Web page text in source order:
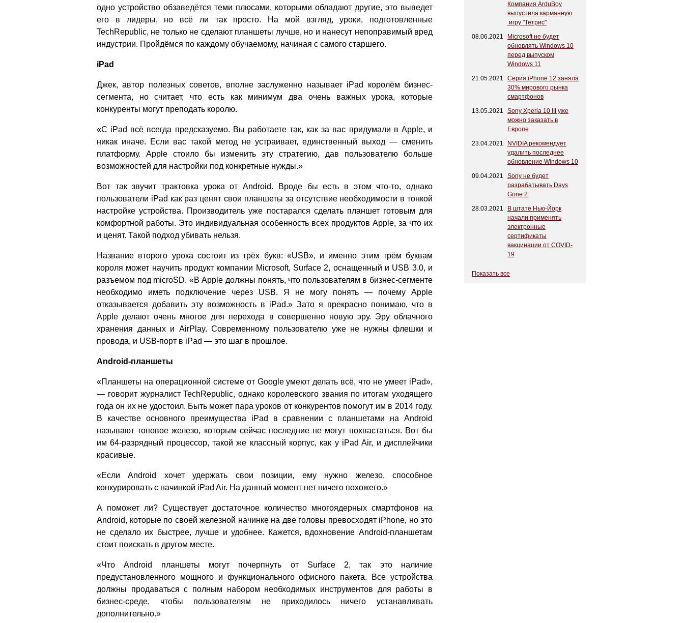
одно устройство обзаведётся теми плюсами, которыми обладают другие, это выведет
его в лидеры, но всё ли так просто. На мой взгляд, уроки, подготовленные
TechRepublic, не только не сделают планшеты лучше, но и нанесут непоправимый вред
индустрии. Пройдёмся по каждому обучаемому, начиная с самого старшего.
iPad
Джек, автор полезных советов, вполне заслуженно называет iPad королём бизнес-
сегмента, но считает, что есть как минимум два очень важных урока, которые
конкуренты могут преподать королю.
«С iPad всё всегда предсказуемо. Вы работаете так, как за вас придумали в Apple, и
никак иначе. Если вас такой метод не устраивает, единственный выход — сменить
платформу. Apple стоило бы изменить эту стратегию, дав пользователю больше
возможностей для настройки под конкретные нужды.»
Вот так звучит трактовка урока от Android. Вроде бы есть в этом что-то, однако
пользователи iPad как раз ценят свои планшеты за отсутствие необходимости в тонкой
настройке устройства. Производитель уже постарался сделать планшет готовым для
комфортной работы. Это индивидуальная особенность всех продуктов Apple, за что их
и ценят. Такой подход убивать нельзя.
Название второго урока состоит из трёх букв: «USB», и именно этим трём буквам
короля может научить продукт компании Microsoft, Surface 2, оснащенный и USB 3.0, и
разъемом под microSD. «В Apple должны понять, что пользователям в бизнес-сегменте
необходимо иметь подключение через USB. Я не могу понять — почему Apple
отказывается добавить эту возможность в iPad.» Зато я прекрасно понимаю, что в
Apple делают очень многое для перехода в совершенно новую эру. Эру облачного
хранения данных и AirPlay. Современному пользователю уже не нужны флешки и
провода, и USB-порт в iPad — это шаг в прошлое.
Android-планшеты
«Планшеты на операционной системе от Google умеют делать всё, что не умеет iPad»,
— говорит журналист TechRepublic, однако королевского звания по итогам уходящего
года он их не удостоил. Быть может пара уроков от конкурентов помогут им в 2014 году.
В качестве основного преимущества iPad в сравнении с планшетами на Android
называют топовое железо, которым сейчас последние не могут похвастаться. Вот бы
им 64-разрядный процессор, такой же классный корпус, как у iPad Air, и дисплейчики
красивые.
«Если Android хочет удержать свои позиции, ему нужно железо, способное
конкурировать с начинкой iPad Air. На данный момент нет ничего похожего.»
А поможет ли? Существует достаточное количество многоядерных смартфонов на
Android, которые по своей железной начинке на две головы превосходят iPhone, но это
не сделало их быстрее, лучше и удобнее. Кажется, вдохновение Android-планшетам
стоит поискать в другом месте.
«Что Android планшеты могут почерпнуть от Surface 2, так это наличие
предустановленного мощного и функционального офисного пакета. Все устройства
должны продаваться с полным набором необходимых инструментов для работы в
бизнес-среде, чтобы пользователям не приходилось ничего устанавливать
дополнительно.»
Компания ArduBoy
выпустила карманную
игру "Тетрис"
08.06.2021
Microsoft не будет
обновлять Windows 10
перед выпуском
Windows 11
21.05.2021
Серия iPhone 12 заняла
30% мирового рынка
смартфонов
13.05.2021
Sony Xperia 10 III уже
можно заказать в
Европе
23.04.2021
NVIDIA рекомендует
удалить последнее
обновление Windows 10
09.04.2021
Sony не будет
разрабатывать Days
Gone 2
28.03.2021
В штате Нью-Йорк
начали применять
электронные
сертификаты
вакцинации от COVID-
19
Показать все